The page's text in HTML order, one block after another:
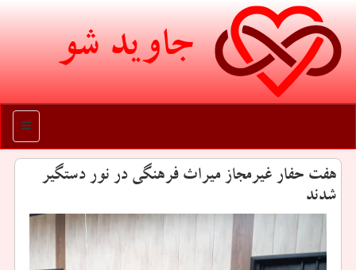
جاوید شو
منو
هفت حفار غیرمجاز میراث فرهنگی در نور دستگیر
شدند